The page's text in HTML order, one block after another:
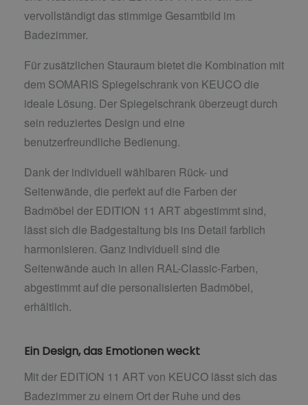
vervollständigt das stimmige Gesamtbild im
Badezimmer.
Für zusätzlichen Stauraum bietet die Kombination mit
dem SOMARIS Spiegelschrank von KEUCO die
ideale Lösung. Der Spiegelschrank überzeugt durch
sein reduziertes Design und eine
benutzerfreundliche Bedienung.
Dank der individuell wählbaren Rück- und
Seitenwände, die perfekt auf die Farben der
Badmöbel der EDITION 11 ART abgestimmt sind,
lässt sich die Badgestaltung bis ins Detail farblich
harmonisieren. Ganz individuell sind die
Seitenwände auch in allen RAL-Classic-Farben,
abgestimmt auf die personalisierten Badmöbel,
erhältlich.
Ein Design, das Emotionen weckt
Mit der EDITION 11 ART von KEUCO lässt sich das
Badezimmer zu einem Ort der Ruhe und des